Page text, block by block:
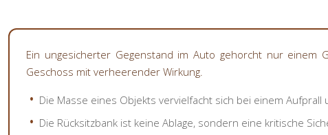
Ein ungesicherter Gegenstand im Auto gehorcht nur einem
Geschoss mit verheerender Wirkung.
Die Masse eines Objekts vervielfacht sich bei einem
Die Rücksitzbank ist keine Ablage, sondern eine kritische